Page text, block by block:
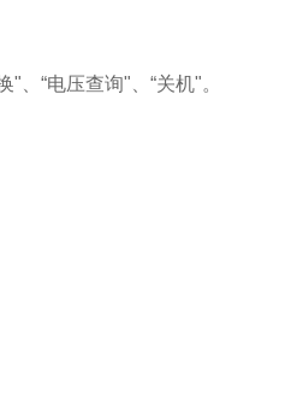
、“电压查询"、“关机"。